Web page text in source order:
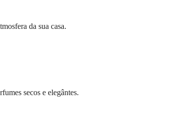
da sua casa.
secos e elegântes.